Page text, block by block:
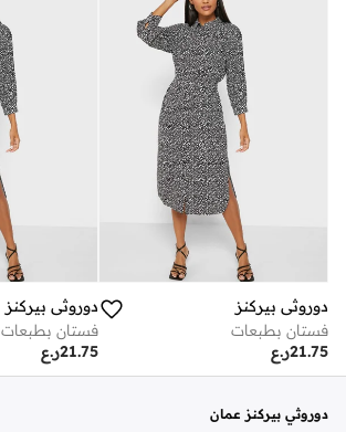
دوروثي بيركنز
فستان بطبعات
ر.ع21.75
دوروثي بيركنز
فستان بطبعات
ر.ع21.75
دوروثي بيركنز عمان